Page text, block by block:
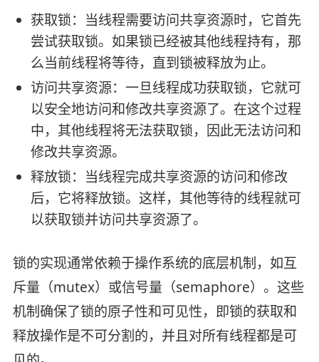
获取锁：当线程需要访问共享资源时，它首先
尝试获取锁。如果锁已经被其他线程持有，那
么当前线程将等待，直到锁被释放为止。
访问共享资源：一旦线程成功获取锁，它就可
以安全地访问和修改共享资源了。在这个过程
中，其他线程将无法获取锁，因此无法访问和
修改共享资源。
释放锁：当线程完成共享资源的访问和修改
后，它将释放锁。这样，其他等待的线程就可
以获取锁并访问共享资源了。
锁的实现通常依赖于操作系统的底层机制，如互
斥量（mutex）或信号量（semaphore）。这些
机制确保了锁的原子性和可见性，即锁的获取和
释放操作是不可分割的，并且对所有线程都是可